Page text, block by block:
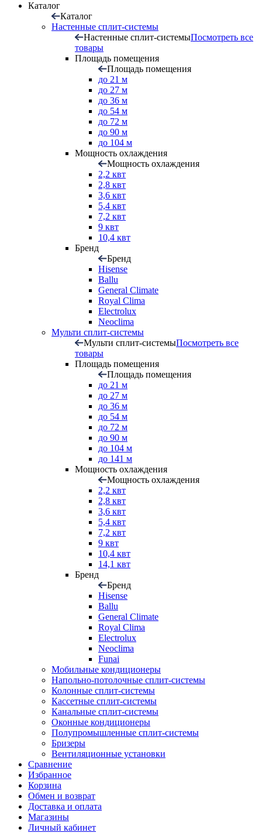
Каталог
Каталог
Настенные сплит-системы
Настенные сплит-системыПосмотреть все
товары
Площадь помещения
Площадь помещения
до 21 м
до 27 м
до 36 м
до 54 м
до 72 м
до 90 м
до 104 м
Мощность охлаждения
Мощность охлаждения
2,2 квт
2,8 квт
3,6 квт
5,4 квт
7,2 квт
9 квт
10,4 квт
Бренд
Бренд
Hisense
Ballu
General Climate
Royal Clima
Electrolux
Neoclima
Мульти сплит-системы
Мульти сплит-системыПосмотреть все
товары
Площадь помещения
Площадь помещения
до 21 м
до 27 м
до 36 м
до 54 м
до 72 м
до 90 м
до 104 м
до 141 м
Мощность охлаждения
Мощность охлаждения
2,2 квт
2,8 квт
3,6 квт
5,4 квт
7,2 квт
9 квт
10,4 квт
14,1 квт
Бренд
Бренд
Hisense
Ballu
General Climate
Royal Clima
Electrolux
Neoclima
Funai
Мобильные кондиционеры
Напольно-потолоч​ные ​сплит-системы
Колонные ​​сплит-системы
Кассетные сплит-системы
Канальные сплит-системы
Оконные кондиционеры
Полупромышленные сплит-системы
Бризеры
Вентиляционные установки
Сравнение
Избранное
Корзина
Обмен и возврат
Доставка и оплата
Магазины
Личный кабинет